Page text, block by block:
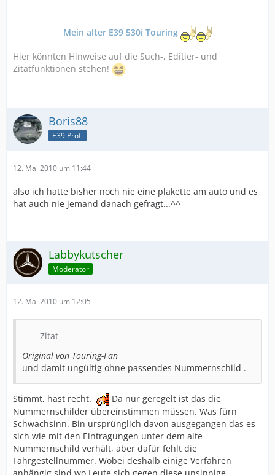
Mein alter E39 530i Touring
Hier könnten Hinweise auf die Such-, Editier- und
Zitatfunktionen stehen!
Boris88
E39 Profi
12. Mai 2010 um 11:44
also ich hatte bisher noch nie eine plakette am auto und es
hat auch nie jemand danach gefragt...^^
Labbykutscher
Moderator
12. Mai 2010 um 12:05
Zitat
Original von Touring-Fan
und damit ungültig ohne passendes Nummernschild .
Stimmt, hast recht.
Da nur geregelt ist das die
Nummernschilder übereinstimmen müssen. Was fürn
Schwachsinn. Bin ursprünglich davon ausgegangen das es
sich wie mit den Eintragungen unter dem alte
Nummernschild verhält, aber dafür fehlt die
Fahrgestellnummer. Wobei deshalb einige Verfahren